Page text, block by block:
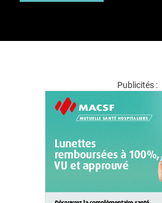
Publicités :